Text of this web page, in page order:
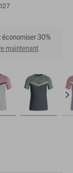
économiser 30%
maintenant